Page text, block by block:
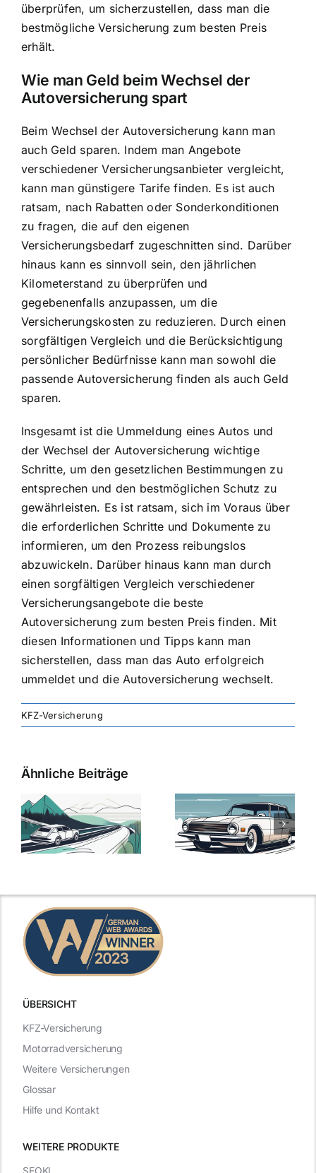
überprüfen, um sicherzustellen, dass man die
bestmögliche Versicherung zum besten Preis
erhält.
Wie man Geld beim Wechsel der
Autoversicherung spart
Beim Wechsel der Autoversicherung kann man
auch Geld sparen. Indem man Angebote
verschiedener Versicherungsanbieter vergleicht,
kann man günstigere Tarife finden. Es ist auch
ratsam, nach Rabatten oder Sonderkonditionen
zu fragen, die auf den eigenen
Versicherungsbedarf zugeschnitten sind. Darüber
hinaus kann es sinnvoll sein, den jährlichen
Kilometerstand zu überprüfen und
gegebenenfalls anzupassen, um die
Versicherungskosten zu reduzieren. Durch einen
sorgfältigen Vergleich und die Berücksichtigung
persönlicher Bedürfnisse kann man sowohl die
passende Autoversicherung finden als auch Geld
sparen.
Insgesamt ist die Ummeldung eines Autos und
der Wechsel der Autoversicherung wichtige
Schritte, um den gesetzlichen Bestimmungen zu
entsprechen und den bestmöglichen Schutz zu
gewährleisten. Es ist ratsam, sich im Voraus über
die erforderlichen Schritte und Dokumente zu
informieren, um den Prozess reibungslos
abzuwickeln. Darüber hinaus kann man durch
einen sorgfältigen Vergleich verschiedener
Versicherungsangebote die beste
Autoversicherung zum besten Preis finden. Mit
diesen Informationen und Tipps kann man
sicherstellen, dass man das Auto erfolgreich
ummeldet und die Autoversicherung wechselt.
KFZ-Versicherung
Ähnliche Beiträge
Versicherung:
Günstige Kfz-
Versicherungstarife
mit Top-
Kfz-
Die besten
Angebote im
ÜBERSICHT
WEITERE PRODUKTE
KFZ-Versicherung
Motorradversicherung
Weitere Versicherungen
Glossar
Hilfe und Kontakt
SEOKI